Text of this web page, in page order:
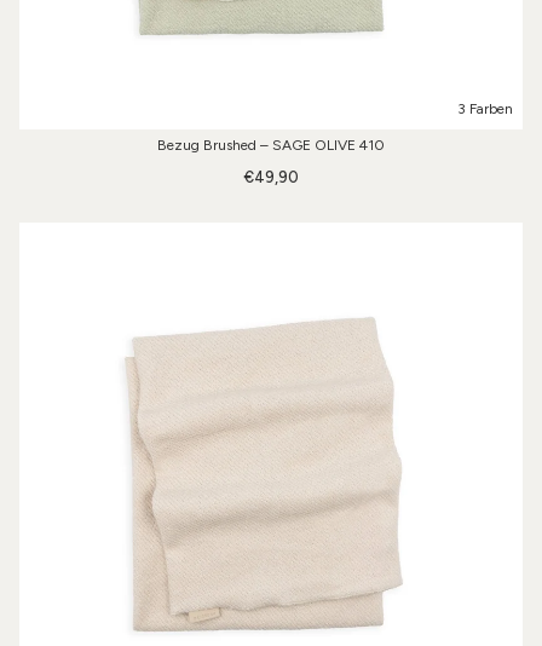
3 Farben
Bezug Brushed – SAGE OLIVE 410
€49,90